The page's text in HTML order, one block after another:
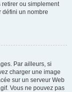
ou simplement
défini un nombre
Par ailleurs, si
charger une image
sur un serveur Web
Vous ne pouvez pas